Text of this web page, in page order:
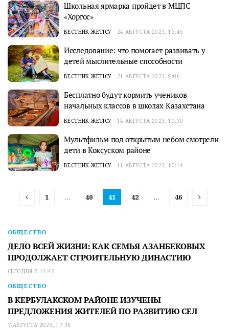
Школьная ярмарка пройдет в МЦПС
«Хоргос»
ВЕСТНИК ЖЕТІСУ 24 АВГУСТА 2023, 12:45
Исследование: что помогает развивать у
детей мыслительные способности
ВЕСТНИК ЖЕТІСУ 21 АВГУСТА 2023, 9:06
Бесплатно будут кормить учеников
начальных классов в школах Казахстана
ВЕСТНИК ЖЕТІСУ 14 АВГУСТА 2023, 10:30
Мультфильм под открытым небом смотрели
дети в Коксуском районе
ВЕСТНИК ЖЕТІСУ 11 АВГУСТА 2023, 10:14
1 … 40 41 42 … 46
ОБЩЕСТВО
ДЕЛО ВСЕЙ ЖИЗНИ: КАК СЕМЬЯ АЗАНБЕКОВЫХ
ПРОДОЛЖАЕТ СТРОИТЕЛЬНУЮ ДИНАСТИЮ
СЕГОДНЯ В 11:42
ОБЩЕСТВО
В КЕРБУЛАКСКОМ РАЙОНЕ ИЗУЧЕНЫ
ПРЕДЛОЖЕНИЯ ЖИТЕЛЕЙ ПО РАЗВИТИЮ СЕЛ
7 АВГУСТА 2026, 17:36